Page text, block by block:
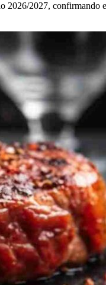
2026/2027, confirmando